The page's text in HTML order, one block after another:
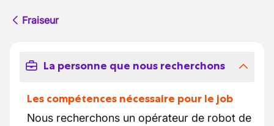
Fraiseur
La personne que nous recherchons
Les compétences nécessaire pour le job
Nous recherchons un opérateur de robot de